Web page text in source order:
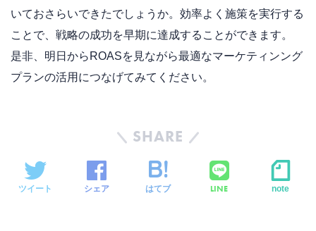
いておさらいできたでしょうか。効率よく施策を実行する
ことで、戦略の成功を早期に達成することができます。
是非、明日からROASを見ながら最適なマーケティンング
プランの活用につなげてみてください。
SHARE
ツイート シェア はてブ LINE note